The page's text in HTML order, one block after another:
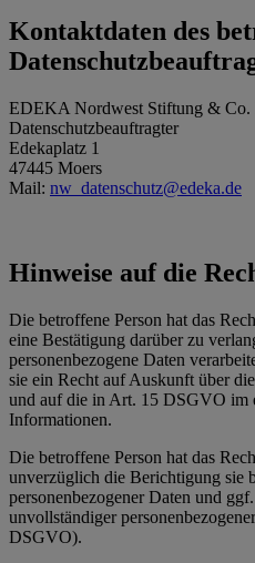
Kontaktdaten des
EDEKA Nordwest Stiftung & Co.
Datenschutzbeauftragter
Edekaplatz 1
47445 Moers
Mail: nw_datenschutz@edeka.de
Hinweise auf die
Die betroffene Person hat das
eine Bestätigung darüber zu
personenbezogene Daten
sie ein Recht auf Auskunft über
und auf die in Art. 15 DSGVO im
Informationen.
Die betroffene Person hat das
unverzüglich die Berichtigung sie
personenbezogener Daten und
unvollständiger
DSGVO).